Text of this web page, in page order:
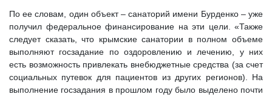
По ее словам, один объект – санаторий имени Бурденко – уже
получил федеральное финансирование на эти цели. «Также
следует сказать, что крымские санатории в полном объеме
выполняют госзадание по оздоровлению и лечению, у них
есть возможность привлекать внебюджетные средства (за счет
социальных путевок для пациентов из других регионов). На
выполнение госзадания в прошлом году было выделено почти